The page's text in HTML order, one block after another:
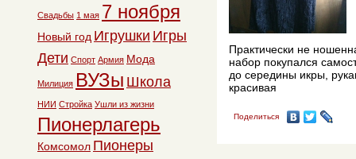
Практически не
набор покупался
до середины икры,
красивая
Поделиться
Свадьбы 1 мая 7 ноября
Новый год Игрушки Игры
Дети Спорт Армия Мода
Милиция ВУЗы Школа
НИИ Стройка Ушли из жизни
Пионерлагерь
Комсомол Пионеры